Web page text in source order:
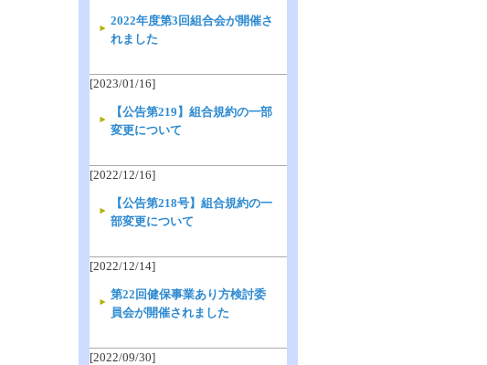
2022年度第3回組合会が開催さ
れました
[2023/01/16]
【公告第219】組合規約の一部
変更について
[2022/12/16]
【公告第218号】組合規約の一
部変更について
[2022/12/14]
第22回健保事業あり方検討委
員会が開催されました
[2022/09/30]